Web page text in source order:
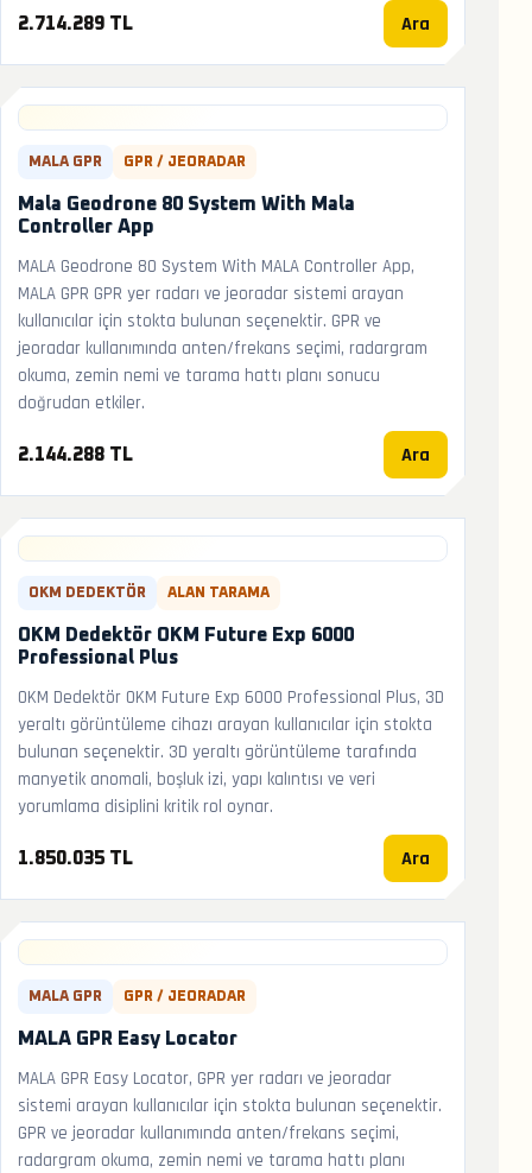
2.714.289 TL Ara
MALA GPR GPR / JEORADAR
Mala Geodrone 80 System With Mala
Controller App
MALA Geodrone 80 System With MALA Controller App,
MALA GPR GPR yer radarı ve jeoradar sistemi arayan
kullanıcılar için stokta bulunan seçenektir. GPR ve
jeoradar kullanımında anten/frekans seçimi, radargram
okuma, zemin nemi ve tarama hattı planı sonucu
doğrudan etkiler.
2.144.288 TL Ara
OKM DEDEKTÖR ALAN TARAMA
OKM Dedektör OKM Future Exp 6000
Professional Plus
OKM Dedektör OKM Future Exp 6000 Professional Plus, 3D
yeraltı görüntüleme cihazı arayan kullanıcılar için stokta
bulunan seçenektir. 3D yeraltı görüntüleme tarafında
manyetik anomali, boşluk izi, yapı kalıntısı ve veri
yorumlama disiplini kritik rol oynar.
1.850.035 TL Ara
MALA GPR GPR / JEORADAR
MALA GPR Easy Locator
MALA GPR Easy Locator, GPR yer radarı ve jeoradar
sistemi arayan kullanıcılar için stokta bulunan seçenektir.
GPR ve jeoradar kullanımında anten/frekans seçimi,
radargram okuma, zemin nemi ve tarama hattı planı